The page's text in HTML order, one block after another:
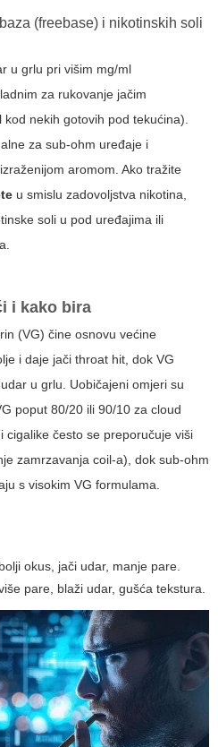
(freebase) i nikotinskih soli
u grlu pri višim mg/ml
za rukovanje jačim
nekih gotovih pod tekućina).
za sub-ohm uređaje i
aromom. Ako tražite
u smislu zadovoljstva nikotina,
soli u pod uređajima ili
i kako bira
(VG) čine osnovu većine
i daje jači throat hit, dok VG
u grlu. Uobičajeni omjeri su
poput 80/20 ili 90/10 za cloud
često se preporučuje viši
zamrzavanja coil-a), dok sub-ohm
s visokim VG formulama.
okus, jači udar, manje pare.
pare, blaži udar, gušća tekstura.